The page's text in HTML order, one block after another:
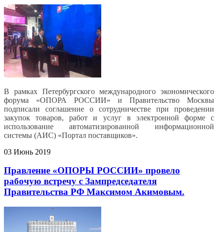
В рамках Петербургского международного экономического
форума «ОПОРА РОССИИ» и Правительство Москвы
подписали соглашение о сотрудничестве при проведении
закупок товаров, работ и услуг в электронной форме с
использование автоматизированной информационной
системы (АИС) «Портал поставщиков».
03 Июнь 2019
Правление «ОПОРЫ РОССИИ» провело
рабочую встречу с Зампредседателя
Правительства РФ Максимом Акимовым.